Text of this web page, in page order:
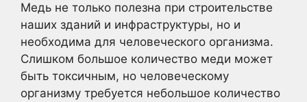
Медь не только полезна при строительстве
наших зданий и инфраструктуры, но и
необходима для человеческого организма.
Слишком большое количество меди может
быть токсичным, но человеческому
организму требуется небольшое количество